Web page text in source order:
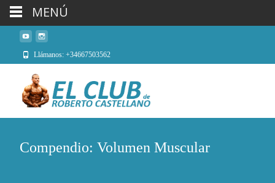
Llámanos: +34667503562
Compendio: Volumen Muscular
MENÚ